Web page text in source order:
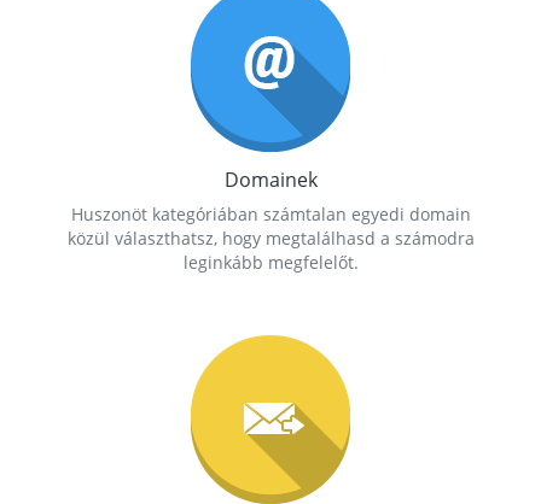
Domainek
Huszonöt kategóriában számtalan egyedi domain
közül választhatsz, hogy megtalálhasd a számodra
leginkább megfelelőt.